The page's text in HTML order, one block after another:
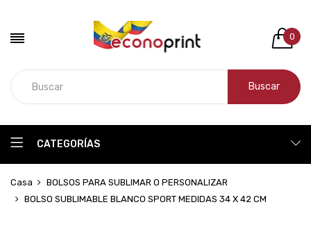
0
Buscar
CATEGORÍAS
Casa
BOLSOS PARA SUBLIMAR O PERSONALIZAR
BOLSO SUBLIMABLE BLANCO SPORT MEDIDAS 34 X 42 CM